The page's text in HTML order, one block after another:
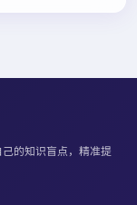
的知识盲点，精准提